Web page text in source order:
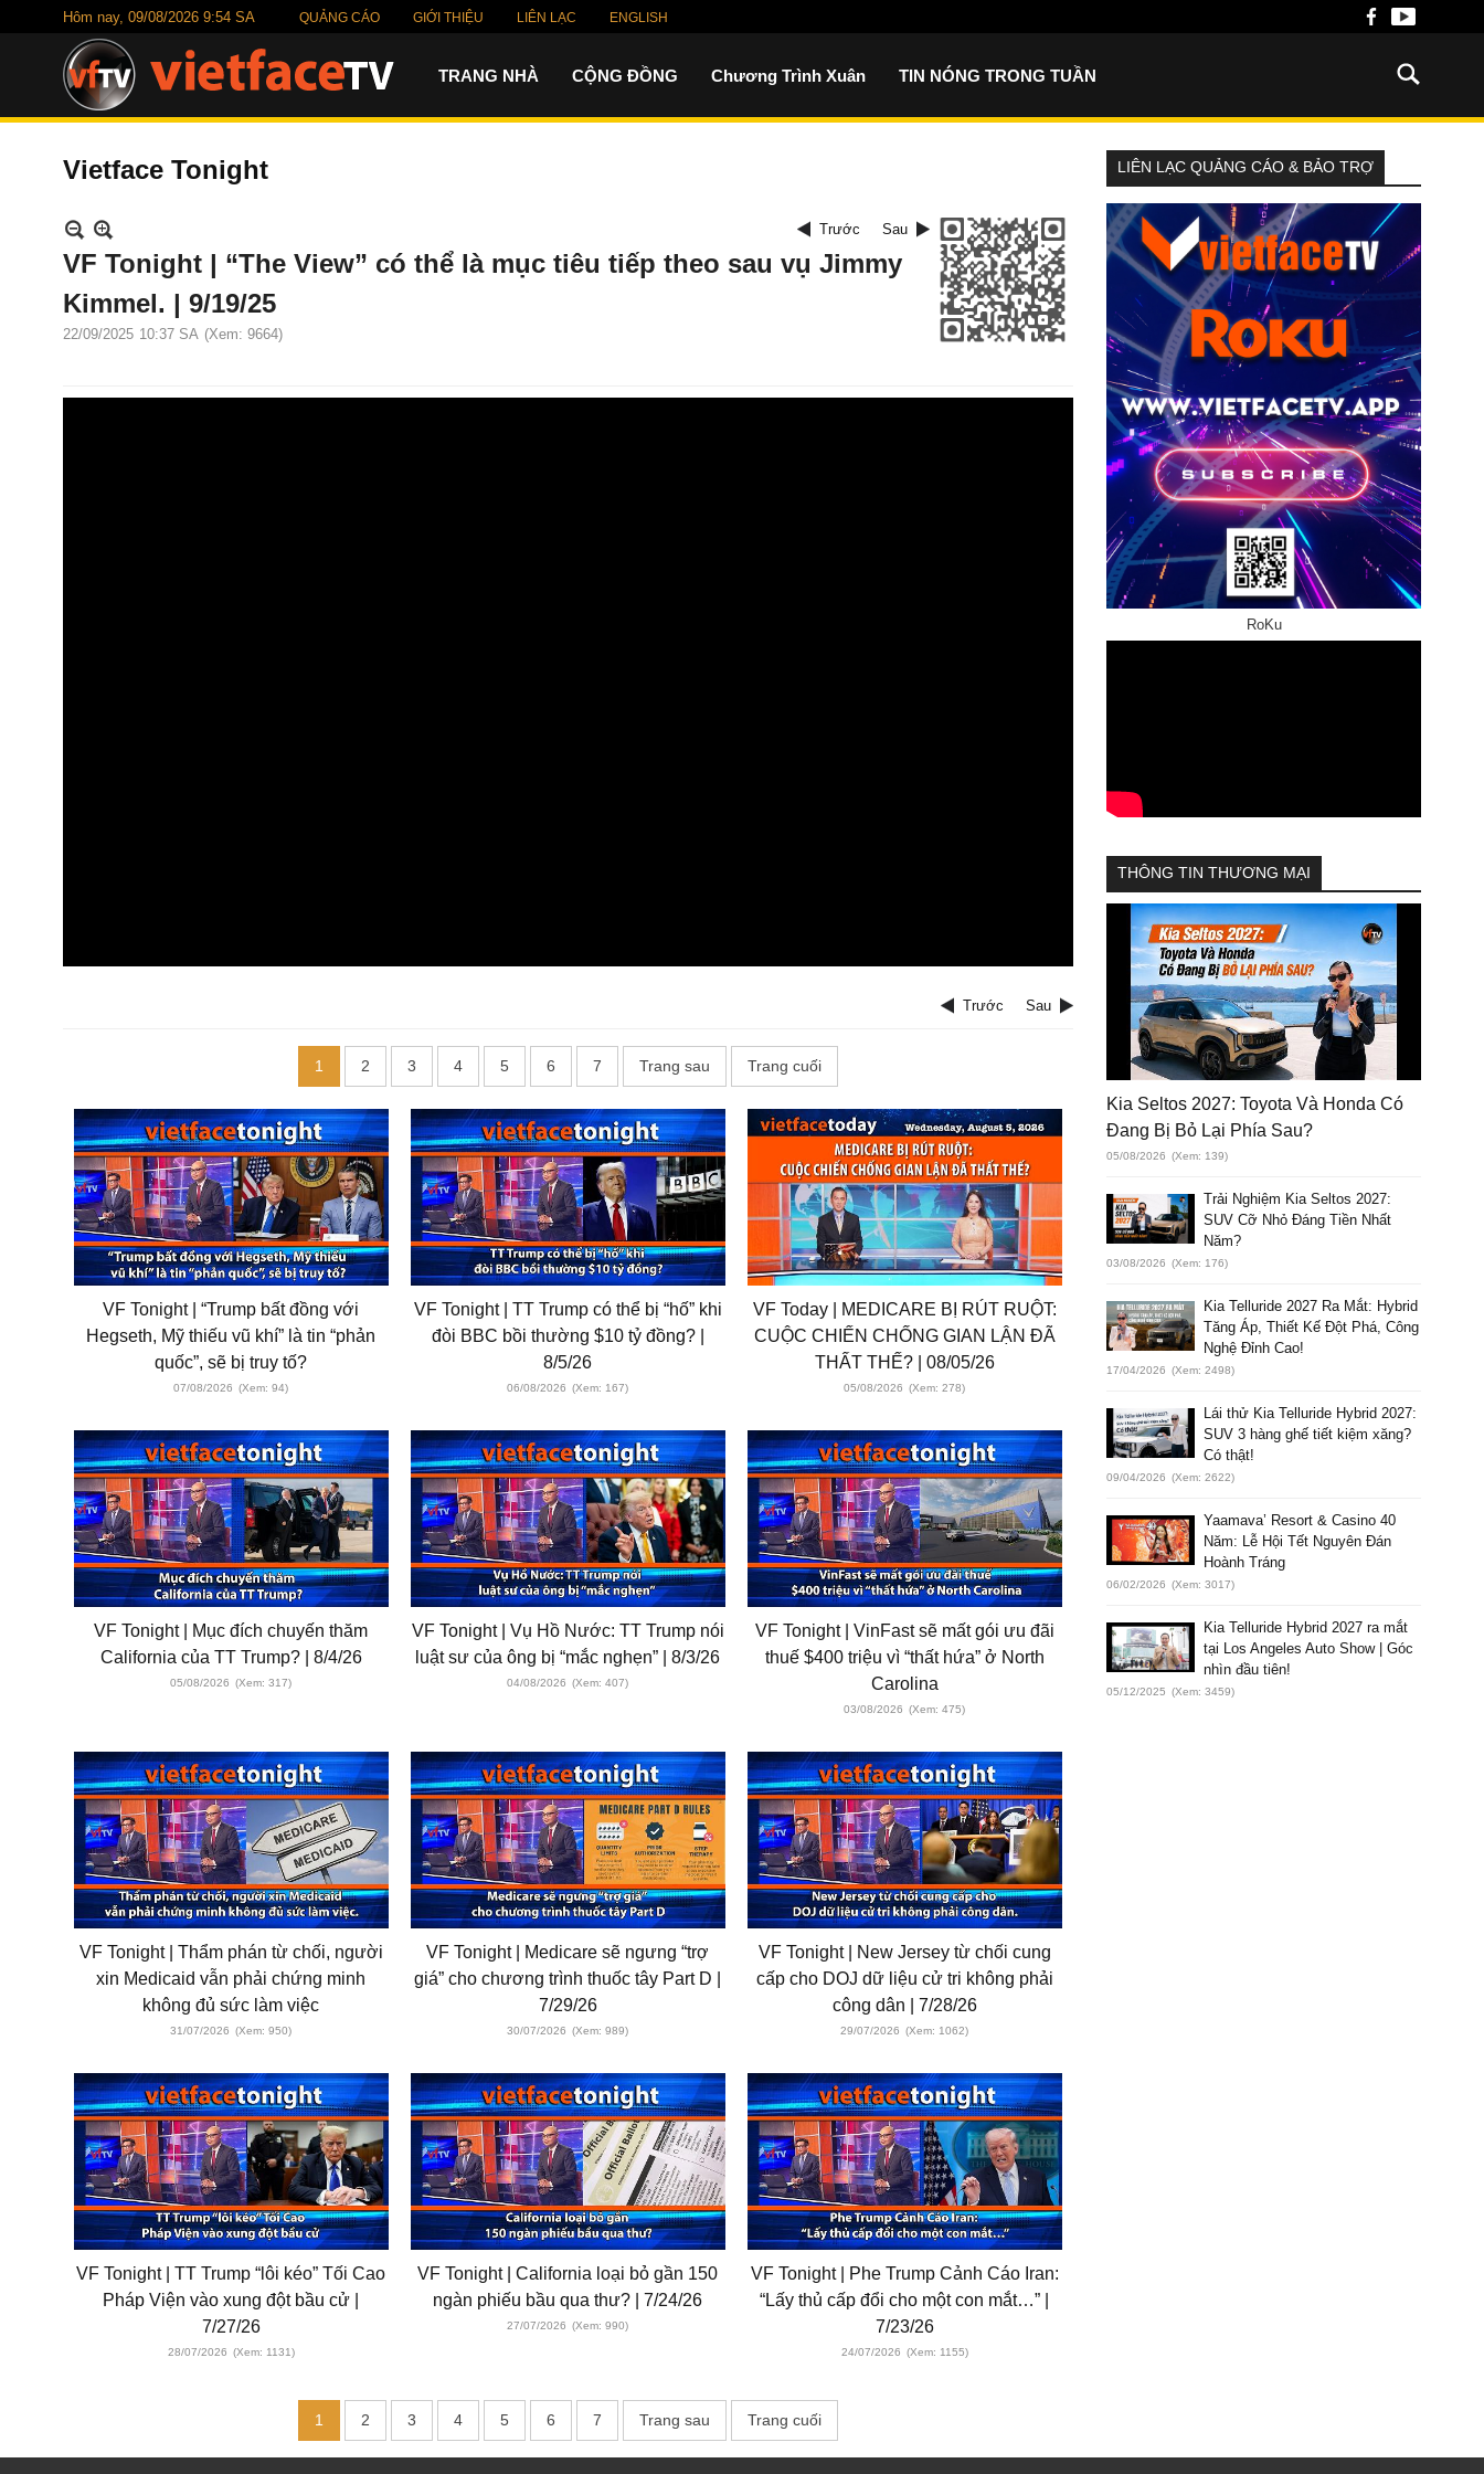
Hôm nay, 09/08/2026 9:54 SA QUẢNG CÁO GIỚI THIỆU LIÊN LẠC ENGLISH
TRANG NHÀ CỘNG ĐỒNG Chương Trình Xuân TIN NÓNG TRONG TUẦN
Vietface Tonight
Trước Sau
VF Tonight | “The View” có thể là mục tiêu tiếp theo sau vụ Jimmy
Kimmel. | 9/19/25
22/09/2025 10:37 SA (Xem: 9664)
Trước Sau
1 2 3 4 5 6 7 Trang sau Trang cuối
VF Tonight | “Trump bất đồng với
Hegseth, Mỹ thiếu vũ khí” là tin “phản
quốc”, sẽ bị truy tố?
07/08/2026 (Xem: 94)
VF Tonight | TT Trump có thể bị “hố” khi
đòi BBC bồi thường $10 tỷ đồng? |
8/5/26
06/08/2026 (Xem: 167)
VF Today | MEDICARE BỊ RÚT RUỘT:
CUỘC CHIẾN CHỐNG GIAN LẬN ĐÃ
THẤT THẾ? | 08/05/26
05/08/2026 (Xem: 278)
VF Tonight | Mục đích chuyến thăm
California của TT Trump? | 8/4/26
05/08/2026 (Xem: 317)
VF Tonight | Vụ Hồ Nước: TT Trump nói
luật sư của ông bị “mắc nghẹn” | 8/3/26
04/08/2026 (Xem: 407)
VF Tonight | VinFast sẽ mất gói ưu đãi
thuế $400 triệu vì “thất hứa” ở North
Carolina
03/08/2026 (Xem: 475)
VF Tonight | Thẩm phán từ chối, người
xin Medicaid vẫn phải chứng minh
không đủ sức làm việc
31/07/2026 (Xem: 950)
VF Tonight | Medicare sẽ ngưng “trợ
giá” cho chương trình thuốc tây Part D |
7/29/26
30/07/2026 (Xem: 989)
VF Tonight | New Jersey từ chối cung
cấp cho DOJ dữ liệu cử tri không phải
công dân | 7/28/26
29/07/2026 (Xem: 1062)
VF Tonight | TT Trump “lôi kéo” Tối Cao
Pháp Viện vào xung đột bầu cử |
7/27/26
28/07/2026 (Xem: 1131)
VF Tonight | California loại bỏ gần 150
ngàn phiếu bầu qua thư? | 7/24/26
27/07/2026 (Xem: 990)
VF Tonight | Phe Trump Cảnh Cáo Iran:
“Lấy thủ cấp đổi cho một con mắt…” |
7/23/26
24/07/2026 (Xem: 1155)
1 2 3 4 5 6 7 Trang sau Trang cuối
LIÊN LẠC QUẢNG CÁO & BẢO TRỢ
RoKu
THÔNG TIN THƯƠNG MẠI
Kia Seltos 2027: Toyota Và Honda Có
Đang Bị Bỏ Lại Phía Sau?
05/08/2026 (Xem: 139)
Trải Nghiệm Kia Seltos 2027:
SUV Cỡ Nhỏ Đáng Tiền Nhất
Năm?
03/08/2026 (Xem: 176)
Kia Telluride 2027 Ra Mắt: Hybrid
Tăng Áp, Thiết Kế Đột Phá, Công
Nghệ Đỉnh Cao!
17/04/2026 (Xem: 2498)
Lái thử Kia Telluride Hybrid 2027:
SUV 3 hàng ghế tiết kiệm xăng?
Có thật!
09/04/2026 (Xem: 2622)
Yaamava’ Resort & Casino 40
Năm: Lễ Hội Tết Nguyên Đán
Hoành Tráng
06/02/2026 (Xem: 3017)
Kia Telluride Hybrid 2027 ra mắt
tại Los Angeles Auto Show | Góc
nhìn đầu tiên!
05/12/2025 (Xem: 3459)